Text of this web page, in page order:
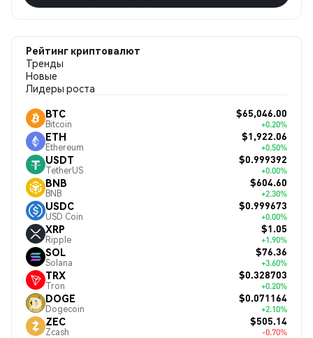
Рейтинг криптовалют
Тренды
Новые
Лидеры роста
BTC
Bitcoin
$65,046.00
+0.20%
ETH
Ethereum
$1,922.06
+0.50%
USDT
TetherUS
$0.999392
+0.00%
BNB
BNB
$604.60
+2.30%
USDC
USD Coin
$0.999673
+0.00%
XRP
Ripple
$1.05
+1.90%
SOL
Solana
$76.36
+3.60%
TRX
Tron
$0.328703
+0.20%
DOGE
Dogecoin
$0.071164
+2.10%
ZEC
Zcash
$505.14
-0.70%